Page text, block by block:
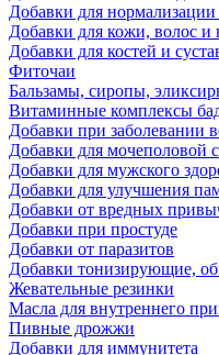
Добавки для
Добавки для кожи, волос и
Добавки для костей и
Фиточаи
Бальзамы, сиропы,
Витаминные комплексы
Добавки при заболевании
Добавки для мочеполовой
Добавки для мужского
Добавки для улучшения
Добавки от вредных
Добавки при простуде
Добавки от паразитов
Добавки тонизирующие,
Жевательные резинки
Масла для внутреннего
Пивные дрожжи
Добавки для иммунитета